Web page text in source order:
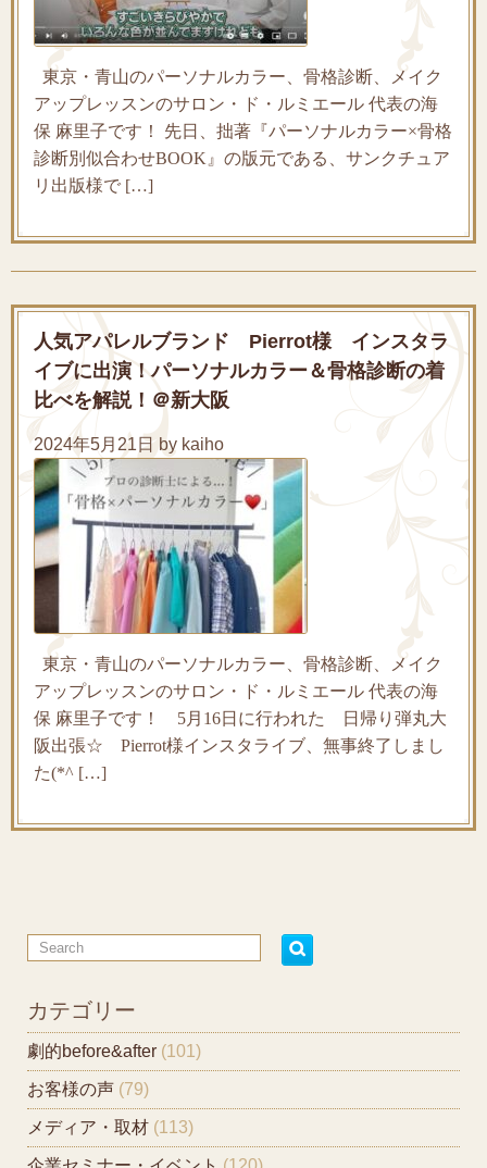
東京・青山のパーソナルカラー、骨格診断、メイク
アップレッスンのサロン・ド・ルミエール 代表の海
保 麻里子です！ 先日、拙著『パーソナルカラー×骨格
診断別似合わせBOOK』の版元である、サンクチュア
リ出版様で […]
人気アパレルブランド Pierrot様 インスタラ
イブに出演！パーソナルカラー＆骨格診断の着
比べを解説！＠新大阪
2024年5月21日 by kaiho
東京・青山のパーソナルカラー、骨格診断、メイク
アップレッスンのサロン・ド・ルミエール 代表の海
保 麻里子です！ 5月16日に行われた 日帰り弾丸大
阪出張☆ Pierrot様インスタライブ、無事終了しまし
た(*^ […]
カテゴリー
劇的before&after (101)
お客様の声 (79)
メディア・取材 (113)